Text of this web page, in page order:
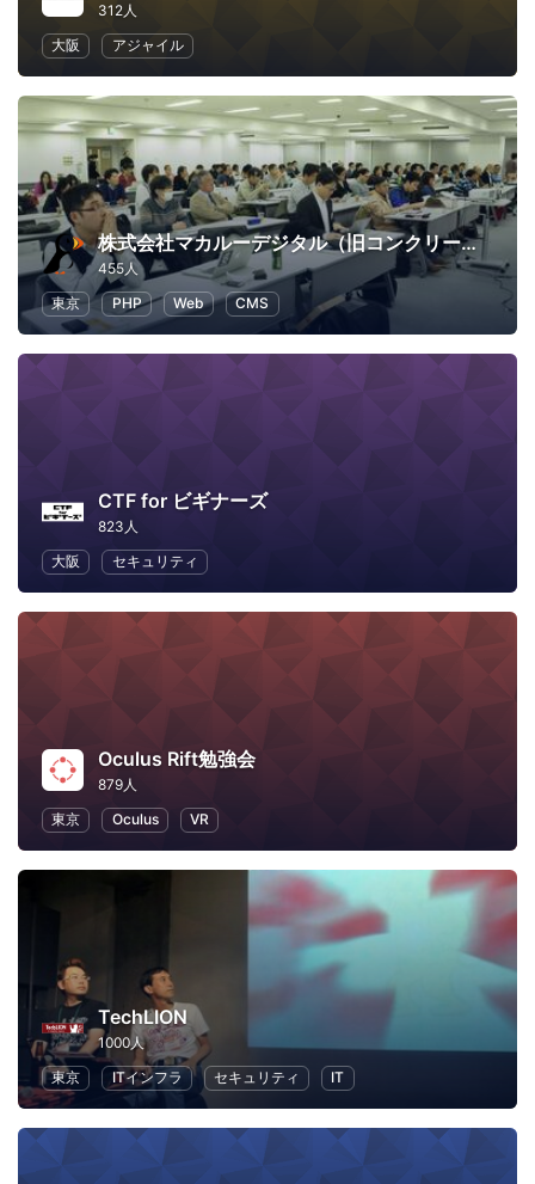
312人
大阪
アジャイル
株式会社マカルーデジタル（旧コンクリートファイブジャパン株式会社）
455人
東京
PHP Web CMS
CTF for ビギナーズ
823人
大阪
セキュリティ
Oculus Rift勉強会
879人
東京
Oculus VR
TechLION
1000人
東京
ITインフラ セキュリティ IT